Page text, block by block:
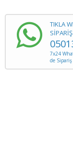
TIKLA
7x24
de